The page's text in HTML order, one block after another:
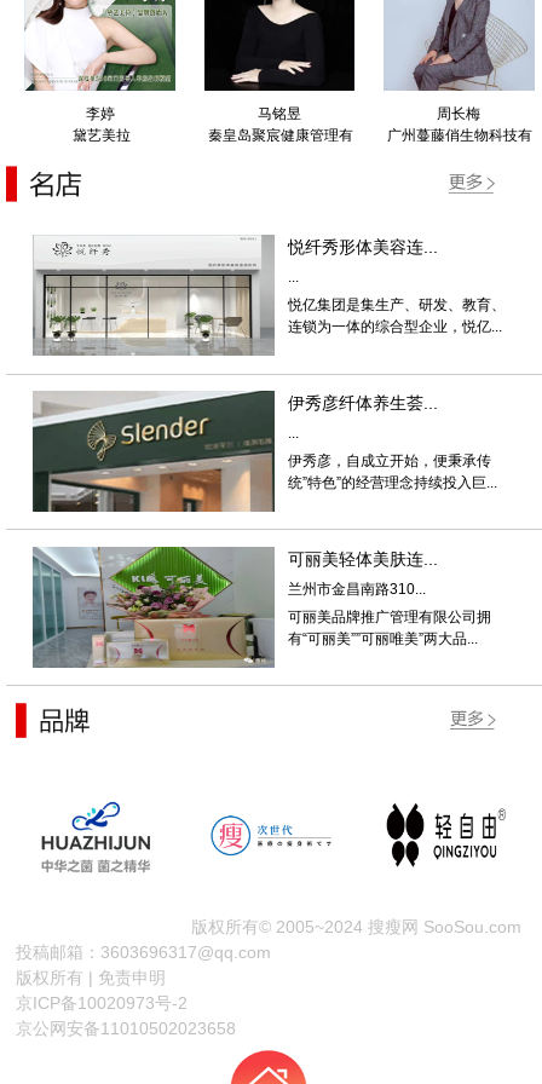
李婷
黛艺美拉
马铭昱
秦皇岛聚宸健康管理有
周长梅
广州蔓藤俏生物科技有
悦纤秀形体美容连...
...
悦亿集团是集生产、研发、教育、
连锁为一体的综合型企业，悦亿...
伊秀彦纤体养生荟...
伊秀彦，自成立开始，便秉承传
统”特色”的经营理念持续投入巨...
可丽美轻体美肤连...
兰州市金昌南路310...
可丽美品牌推广管理有限公司拥
有“可丽美””可丽唯美”两大品...
版权所有© 2005~2024 搜瘦网 SooSou.com
投稿邮箱：3603696317@qq.com
版权所有 | 免责申明
京ICP备10020973号-2
京公网安备11010502023658